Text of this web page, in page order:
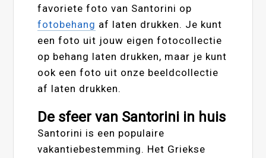
favoriete foto van Santorini op
fotobehang af laten drukken. Je kunt
een foto uit jouw eigen fotocollectie
op behang laten drukken, maar je kunt
ook een foto uit onze beeldcollectie
af laten drukken.
De sfeer van Santorini in huis
Santorini is een populaire
vakantiebestemming. Het Griekse